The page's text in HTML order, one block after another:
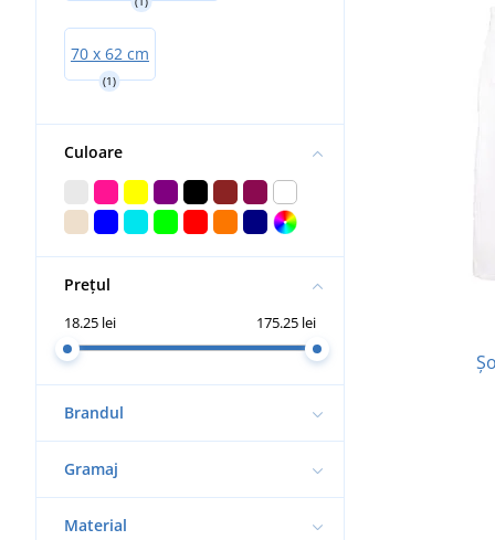
70 x 62 cm
(1)
Culoare
Prețul
18.25 lei 175.25 lei
Brandul
Gramaj
Material